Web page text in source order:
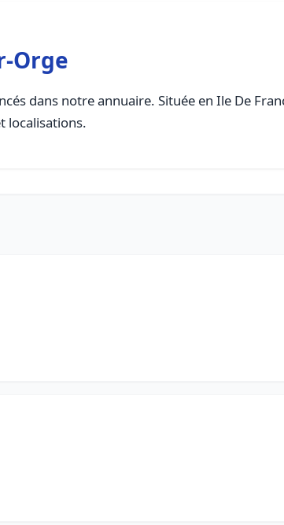
Orge
dans notre annuaire. Située en Ile De
localisations.